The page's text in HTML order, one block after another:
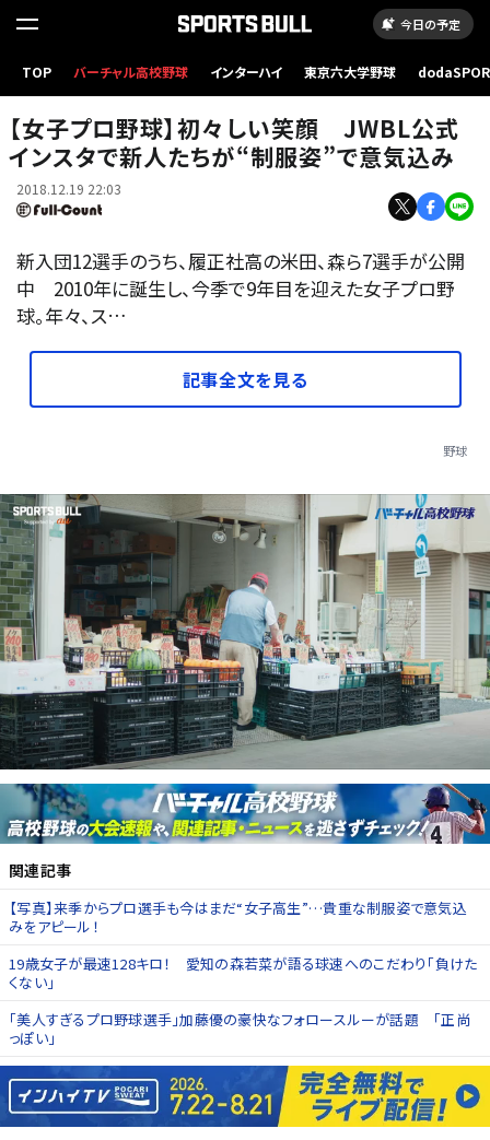
今日の予定
TOP バーチャル高校野球 インターハイ 東京六大学野球
グ】
【女子プロ野球】初々しい笑顔 JWBL公式
インスタで新人たちが“制服姿”で意気込み
2018.12.19 22:03
新入団12選手のうち、履正社高の米田、森ら7選手が公開
中 2010年に誕生し、今季で9年目を迎えた女子プロ野
球。年々、ス…
記事全文を見る
野球
関連記事
【写真】来季からプロ選手も今はまだ“女子高生”…貴重な制服姿で意気込
みをアピール！
19歳女子が最速128キロ！ 愛知の森若菜が語る球速へのこだわり「負けた
くない」
「美人すぎるプロ野球選手」加藤優の豪快なフォロースルーが話題 「正尚
っぽい」